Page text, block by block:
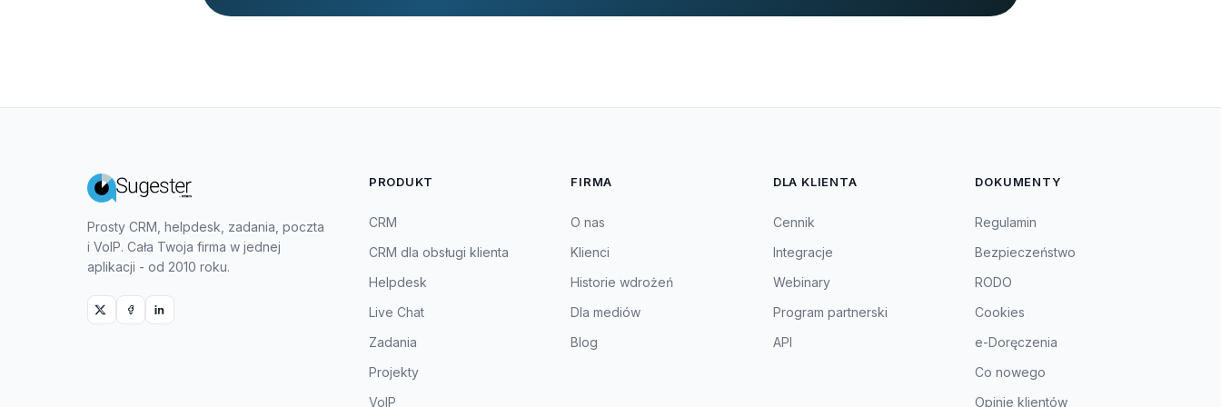
Prosty CRM, helpdesk, zadania, poczta
i VoIP. Cała Twoja firma w jednej
aplikacji - od 2010 roku.
PRODUKT
CRM
CRM dla obsługi klienta
Helpdesk
Live Chat
Zadania
Projekty
VoIP
FIRMA
O nas
Klienci
Historie wdrożeń
Dla mediów
Blog
DLA KLIENTA
Cennik
Integracje
Webinary
Program partnerski
API
DOKUMENTY
Regulamin
Bezpieczeństwo
RODO
Cookies
e-Doręczenia
Co nowego
Opinie klientów